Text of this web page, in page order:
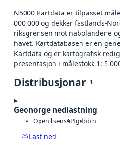
N5000 Kartdata er tilpasset
000 000 og dekker fastlands-
riksgrensen mot nabolandene
havet. Kartdatabasen er en
Kartdata og er kartografisk
presentasjon i målestokk 1: 5
Distribusjonar 1
Geonorge nedlastning
Open lisensAPIgdbbin
Last ned